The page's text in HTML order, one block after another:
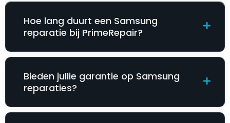
Hoe lang duurt een Samsung
reparatie bij PrimeRepair?
Bieden jullie garantie op Samsung
reparaties?